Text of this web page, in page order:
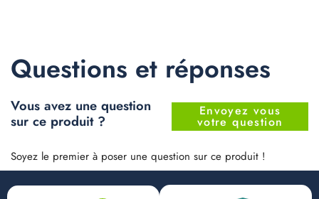
Questions et réponses
Vous avez une question
sur ce produit ?
Envoyez vous
votre question
Soyez le premier à poser une question sur ce produit !